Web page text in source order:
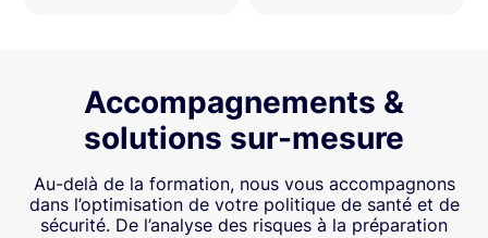
Accompagnements &
solutions sur-mesure
Au-delà de la formation, nous vous accompagnons
dans l’optimisation de votre politique de santé et de
sécurité. De l’analyse des risques à la préparation